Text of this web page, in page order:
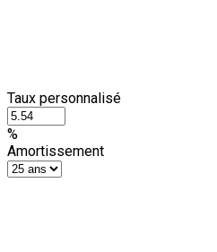
Taux personnalisé
%
Amortissement